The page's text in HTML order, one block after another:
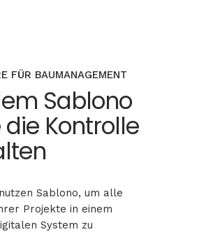
FÜR BAUMANAGEMENT
Sablono
die Kontrolle
Sablono, um alle
Projekte in einem
System zu